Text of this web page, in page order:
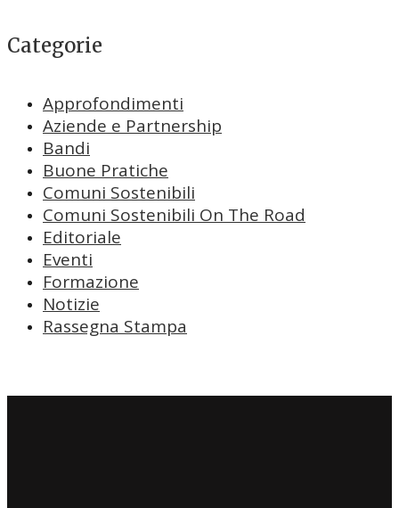
Categorie
Approfondimenti
Aziende e Partnership
Bandi
Buone Pratiche
Comuni Sostenibili
Comuni Sostenibili On The Road
Editoriale
Eventi
Formazione
Notizie
Rassegna Stampa